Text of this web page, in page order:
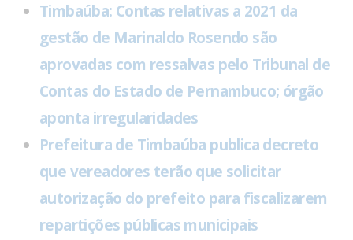
Timbaúba: Contas relativas a 2021 da
gestão de Marinaldo Rosendo são
aprovadas com ressalvas pelo Tribunal de
Contas do Estado de Pernambuco; órgão
aponta irregularidades
Prefeitura de Timbaúba publica decreto
que vereadores terão que solicitar
autorização do prefeito para fiscalizarem
repartições públicas municipais